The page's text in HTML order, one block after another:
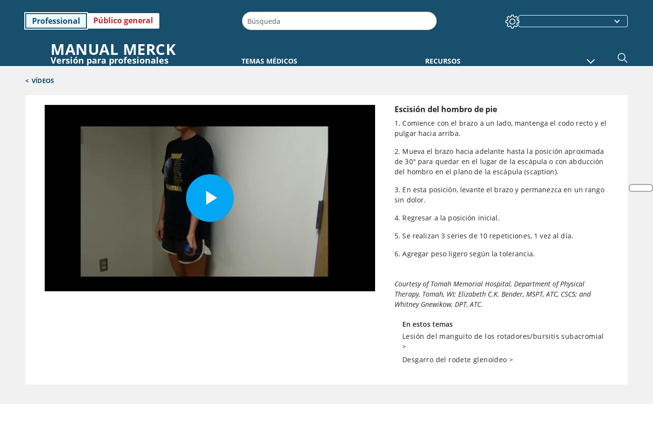
Professional Público general
MANUAL MERCK
Versión para profesionales TEMAS MÉDICOS RECURSOS
< VÍDEOS
Escisión del hombro de pie
1. Comience con el brazo a un lado, mantenga el codo recto y el
pulgar hacia arriba.
2. Mueva el brazo hacia adelante hasta la posición aproximada
de 30° para quedar en el lugar de la escápula o con abducción
del hombro en el plano de la escápula (scaption).
3. En esta posición, levante el brazo y permanezca en un rango
sin dolor.
4. Regresar a la posición inicial.
5. Se realizan 3 series de 10 repeticiones, 1 vez al día.
6. Agregar peso ligero según la tolerancia.
Courtesy of Tomah Memorial Hospital, Department of Physical
Therapy, Tomah, WI; Elizabeth C.K. Bender, MSPT, ATC, CSCS; and
Whitney Gnewikow, DPT, ATC.
En estos temas
Lesión del manguito de los rotadores/bursitis subacromial
>
Desgarro del rodete glenoideo >